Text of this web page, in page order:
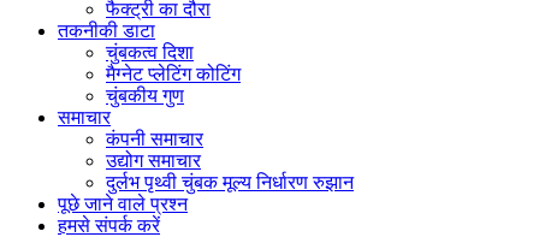
फैक्ट्री का दौरा
तकनीकी डाटा
चुंबकत्व दिशा
मैग्नेट प्लेटिंग कोटिंग
चुंबकीय गुण
समाचार
कंपनी समाचार
उद्योग समाचार
दुर्लभ पृथ्वी चुंबक मूल्य निर्धारण रुझान
पूछे जाने वाले प्रश्न
हमसे संपर्क करें